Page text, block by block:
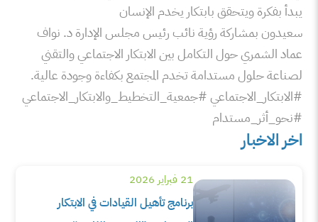
يبدأ بفكرة ويتحقق بابتكار يخدم الإنسان
‏سعيدون بمشاركة رؤية نائب رئيس مجلس الإدارة د. نواف
عماد الشمري حول التكامل بين الابتكار الاجتماعي والتقني
لصناعة حلول مستدامة تخدم المجتمع بكفاءة وجودة عالية.
‏⁧‫#الابتكار_الاجتماعي‬⁩ ⁧‫#جمعية_التخطيط_والابتكار_الاجتماعي‬⁩
⁧‫#نحو_أثر_مستدام‬⁩
اخر الاخبار
21 فبراير 2026
برنامج تأهيل القيادات في الابتكار